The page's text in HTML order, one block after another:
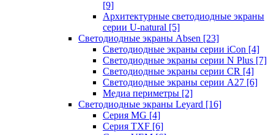
[9]
Архитектурные светодиодные экраны
серии U-natural [5]
Светодиодные экраны Absen [23]
Светодиодные экраны серии iCon [4]
Светодиодные экраны серии N Plus [7]
Светодиодные экраны серии CR [4]
Светодиодные экраны серии А27 [6]
Медиа периметры [2]
Светодиодные экраны Leyard [16]
Серия MG [4]
Серия TXF [6]